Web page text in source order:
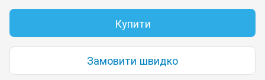
Купити
Замовити швидко